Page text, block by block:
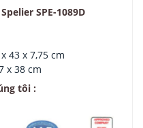
SPE-1089D
43 x 7,75 cm
x 38 cm
tôi :